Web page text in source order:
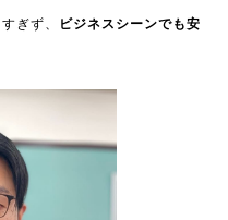
ぎず、
ビジネスシーンでも安